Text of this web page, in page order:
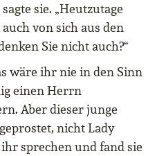
sie. „Heutzutage
von sich aus den
Sie nicht auch?“
wäre ihr nie in den Sinn
einen Herrn
Aber dieser junge
nicht Lady
sprechen und fand sie